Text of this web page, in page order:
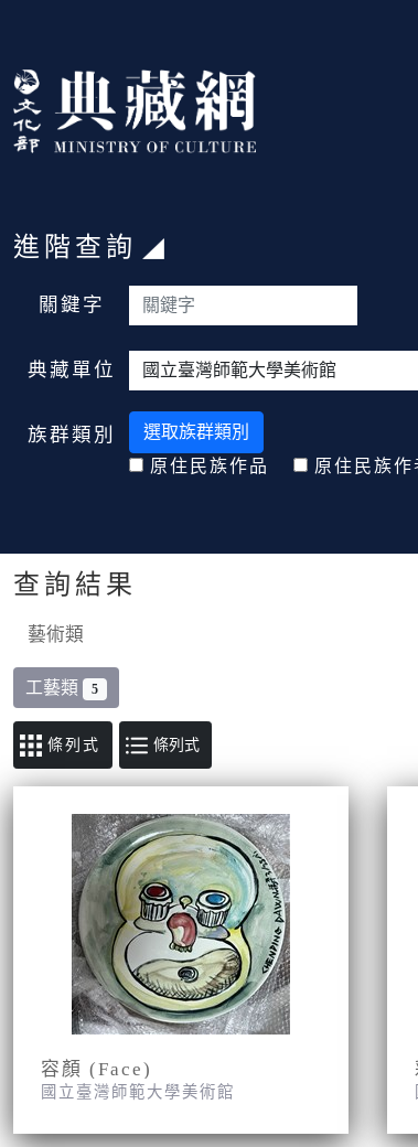
:::
:::
進階查詢
關鍵字
典藏單位
族群類別
選取族群類別
原住民族作品
原住民族作
查詢結果
藝術類
工藝類 5
條列式
容顏 (Face)
國立臺灣師範大學美術館